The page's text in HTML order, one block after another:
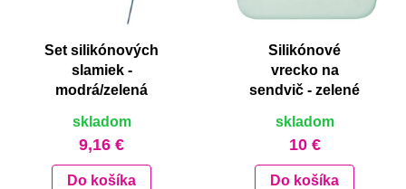
Set silikónových
slamiek -
modrá/zelená
skladom
9,16 €
Do košíka
Silikónové
vrecko na
sendvič - zelené
skladom
10 €
Do košíka